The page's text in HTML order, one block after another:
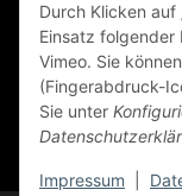
Durch Klicken auf
Einsatz folgender
Vimeo. Sie
(Fingerabdruck-
Sie unter
Impressum
Gesetzliche